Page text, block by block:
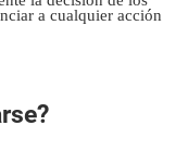
a cualquier acción